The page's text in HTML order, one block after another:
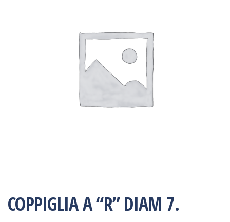
COPPIGLIA A “R” DIAM 7.